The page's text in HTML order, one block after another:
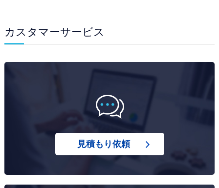
カスタマーサービス
見積もり依頼